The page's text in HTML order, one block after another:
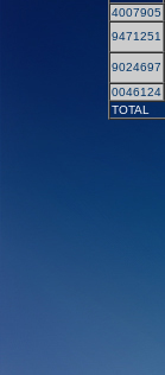
4007905
9471251
9024697
0046124
TOTAL